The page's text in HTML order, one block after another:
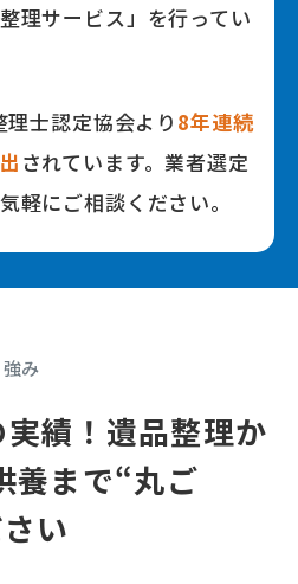
理サービス」を⾏ってい
⼠認定協会より 8年連続
されています。業者選定
軽にご相談ください。
み
実績！遺品整理か
養まで“丸ご
い